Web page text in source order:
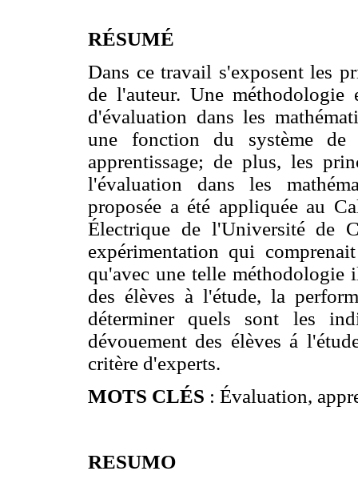
RÉSUMÉ
Dans ce travail s'exposent les
de l'auteur. Une
d'évaluation dans les
une fonction du système de
apprentissage; de plus, les
l'évaluation dans les
proposée a été appliquée au
Électrique de l'Université de
expérimentation qui
qu'avec une telle méthodologie
des élèves à l'étude, la
déterminer quels sont les
dévouement des élèves á
critère d'experts.
MOTS CLÉS : Évaluation,
RESUMO